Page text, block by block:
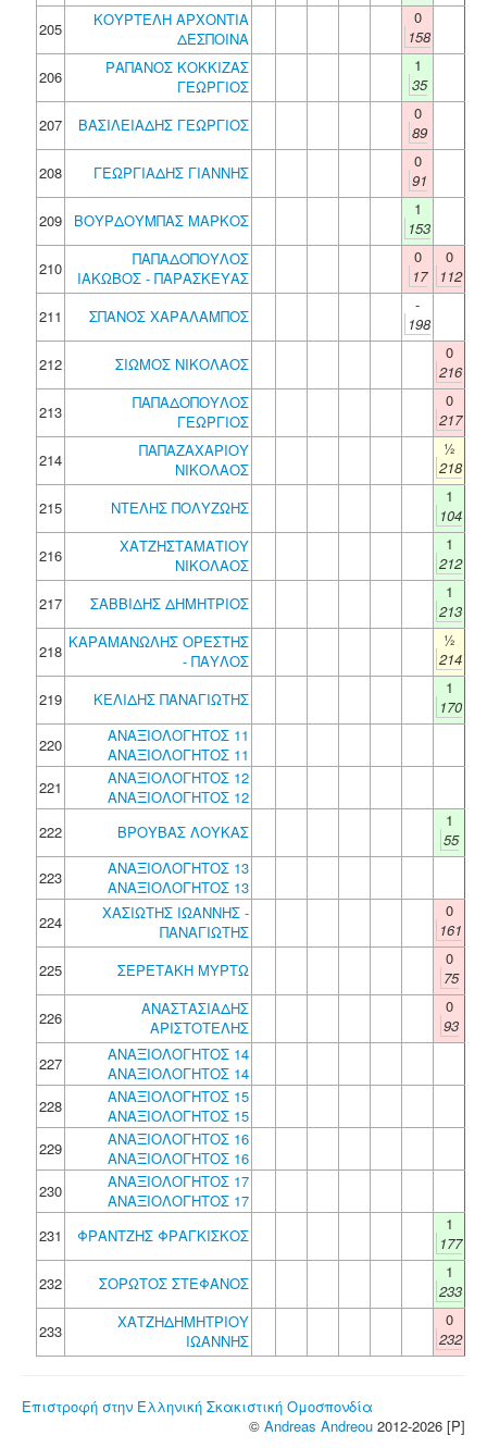
205
ΚΟΥΡΤΕΛΗ ΑΡΧΟΝΤΙΑ
ΔΕΣΠΟΙΝΑ
0
158
206
ΡΑΠΑΝΟΣ ΚΟΚΚΙΖΑΣ
ΓΕΩΡΓΙΟΣ
1
35
207
ΒΑΣΙΛΕΙΑΔΗΣ ΓΕΩΡΓΙΟΣ
0
89
208
ΓΕΩΡΓΙΑΔΗΣ ΓΙΑΝΝΗΣ
0
91
209
ΒΟΥΡΔΟΥΜΠΑΣ ΜΑΡΚΟΣ
1
153
210
ΠΑΠΑΔΟΠΟΥΛΟΣ
ΙΑΚΩΒΟΣ - ΠΑΡΑΣΚΕΥΑΣ
0
17
0
112
211
ΣΠΑΝΟΣ ΧΑΡΑΛΑΜΠΟΣ
-
198
212
ΣΙΩΜΟΣ ΝΙΚΟΛΑΟΣ
0
216
213
ΠΑΠΑΔΟΠΟΥΛΟΣ
ΓΕΩΡΓΙΟΣ
0
217
214
ΠΑΠΑΖΑΧΑΡΙΟΥ
ΝΙΚΟΛΑΟΣ
½
218
215
ΝΤΕΛΗΣ ΠΟΛΥΖΩΗΣ
1
104
216
ΧΑΤΖΗΣΤΑΜΑΤΙΟΥ
ΝΙΚΟΛΑΟΣ
1
212
217
ΣΑΒΒΙΔΗΣ ΔΗΜΗΤΡΙΟΣ
1
213
218 ΚΑΡΑΜΑΝΩΛΗΣ ΟΡΕΣΤΗΣ
- ΠΑΥΛΟΣ
½
214
219
ΚΕΛΙΔΗΣ ΠΑΝΑΓΙΩΤΗΣ
1
170
220
ΑΝΑΞΙΟΛΟΓΗΤΟΣ 11
ΑΝΑΞΙΟΛΟΓΗΤΟΣ 11
221
ΑΝΑΞΙΟΛΟΓΗΤΟΣ 12
ΑΝΑΞΙΟΛΟΓΗΤΟΣ 12
222
ΒΡΟΥΒΑΣ ΛΟΥΚΑΣ
1
55
223
ΑΝΑΞΙΟΛΟΓΗΤΟΣ 13
ΑΝΑΞΙΟΛΟΓΗΤΟΣ 13
224
ΧΑΣΙΩΤΗΣ ΙΩΑΝΝΗΣ -
ΠΑΝΑΓΙΩΤΗΣ
0
161
225
ΣΕΡΕΤΑΚΗ ΜΥΡΤΩ
0
75
226
ΑΝΑΣΤΑΣΙΑΔΗΣ
ΑΡΙΣΤΟΤΕΛΗΣ
0
93
227
ΑΝΑΞΙΟΛΟΓΗΤΟΣ 14
ΑΝΑΞΙΟΛΟΓΗΤΟΣ 14
228
ΑΝΑΞΙΟΛΟΓΗΤΟΣ 15
ΑΝΑΞΙΟΛΟΓΗΤΟΣ 15
229
ΑΝΑΞΙΟΛΟΓΗΤΟΣ 16
ΑΝΑΞΙΟΛΟΓΗΤΟΣ 16
230
ΑΝΑΞΙΟΛΟΓΗΤΟΣ 17
ΑΝΑΞΙΟΛΟΓΗΤΟΣ 17
231
ΦΡΑΝΤΖΗΣ ΦΡΑΓΚΙΣΚΟΣ
1
177
232
ΣΟΡΩΤΟΣ ΣΤΕΦΑΝΟΣ
1
233
233
ΧΑΤΖΗΔΗΜΗΤΡΙΟΥ
ΙΩΑΝΝΗΣ
0
232
Επιστροφή στην Ελληνική Σκακιστική Ομοσπονδία
© Andreas Andreou 2012-2026 [P]